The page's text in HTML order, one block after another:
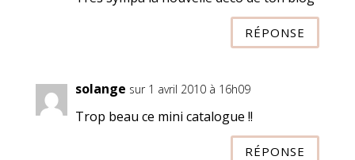
RÉPONSE
solange sur 1 avril 2010 à 16h09
Trop beau ce mini catalogue !!
RÉPONSE